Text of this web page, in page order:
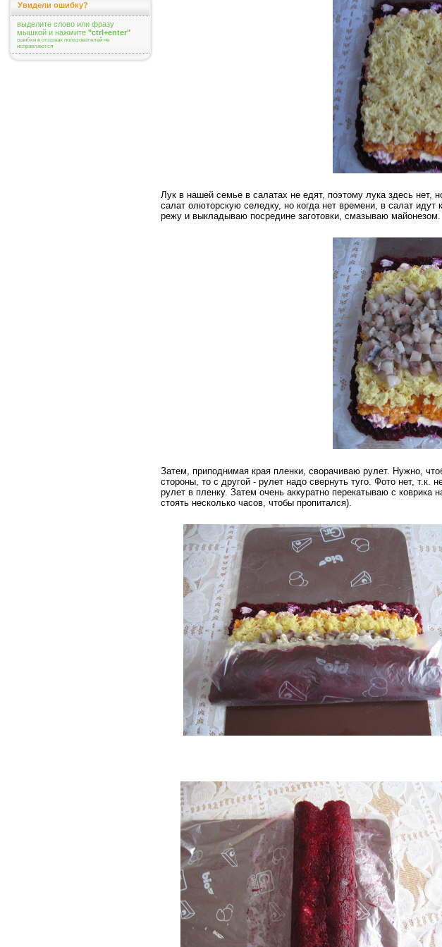
Увидели ошибку?
выделите слово или фразу
мышкой и нажмите "ctrl+enter"
ошибки в отзывах пользователей не
исправляются
Лук в нашей семье в салатах не едят, поэтому лука здесь нет,
салат олюторскую селедку, но когда нет времени, в салат
режу и выкладываю посредине заготовки, смазываю майонезом.
Затем, приподнимая края пленки, сворачиваю рулет. Нужно,
стороны, то с другой - рулет надо свернуть туго. Фото нет,
рулет в пленку. Затем очень аккуратно перекатываю с
стоять несколько часов, чтобы пропитался).